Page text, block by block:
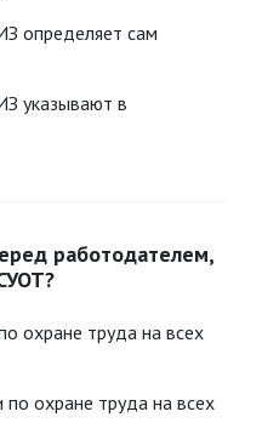
определяет сам
указывают в
работодателем,
охране труда на всех
по охране труда на всех